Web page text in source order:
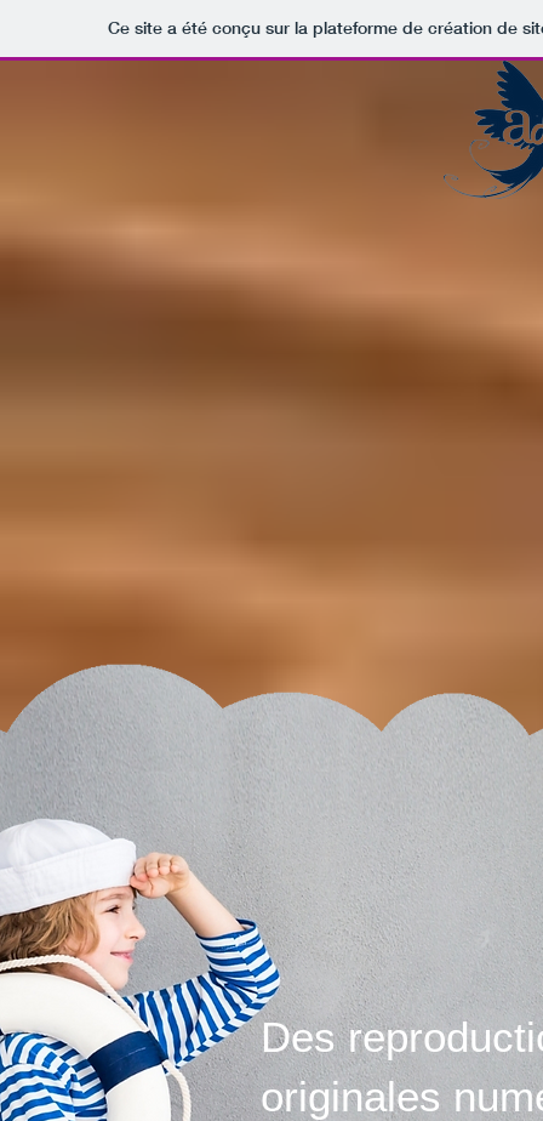
Ce site a été conçu sur la plateforme de création de
Des
originales